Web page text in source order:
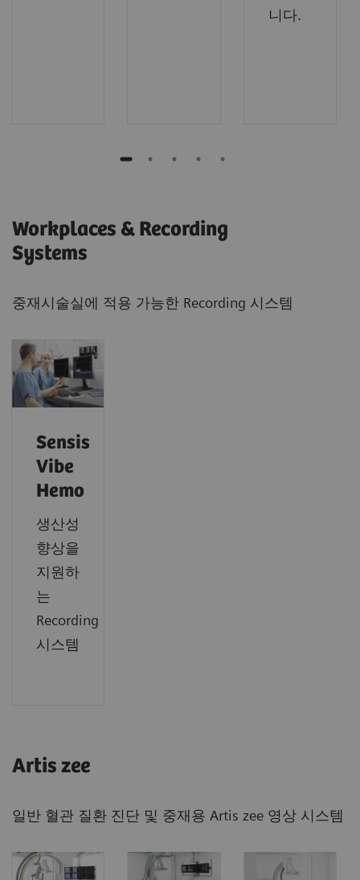
니다.
Workplaces & Recording
Systems
중재시술실에 적용 가능한 Recording 시스템
Sensis
Vibe
Hemo
생산성
향상을
지원하
는
Recording
시스템
Artis zee
일반 혈관 질환 진단 및 중재용 Artis zee 영상 시스템